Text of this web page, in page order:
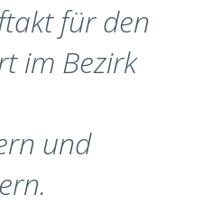
für den
im Bezirk
und